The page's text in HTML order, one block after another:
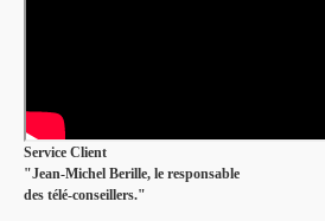
Service Client
"Jean-Michel Berille, le responsable
des télé-conseillers."